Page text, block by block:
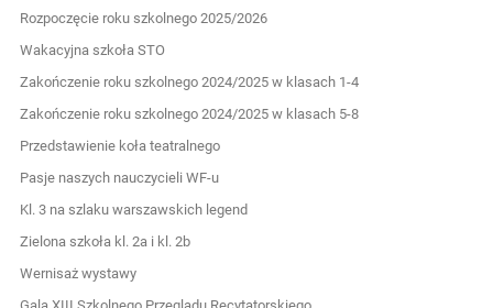
Rozpoczęcie roku szkolnego 2025/2026
Wakacyjna szkoła STO
Zakończenie roku szkolnego 2024/2025 w klasach 1-4
Zakończenie roku szkolnego 2024/2025 w klasach 5-8
Przedstawienie koła teatralnego
Pasje naszych nauczycieli WF-u
Kl. 3 na szlaku warszawskich legend
Zielona szkoła kl. 2a i kl. 2b
Wernisaż wystawy